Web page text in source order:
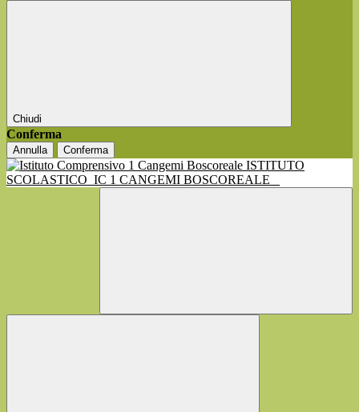
Chiudi
Conferma
Annulla Conferma
ISTITUTO
SCOLASTICO IC 1 CANGEMI BOSCOREALE